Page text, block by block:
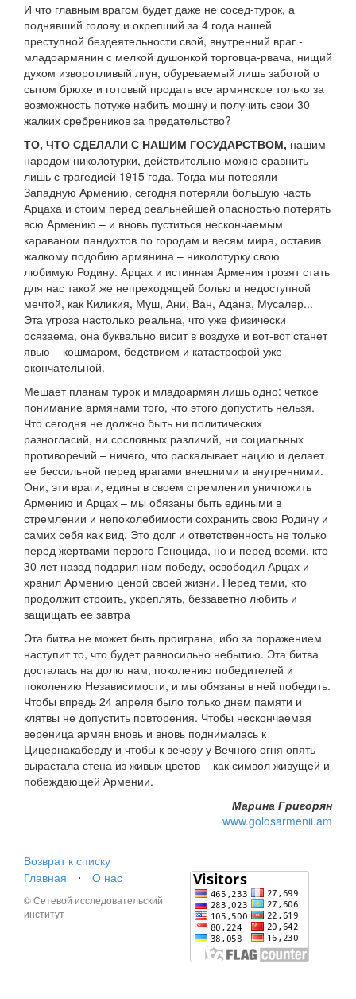
И что главным врагом будет даже не сосед-турок, а
поднявший голову и окрепший за 4 года нашей
преступной бездеятельности свой, внутренний враг -
младоармянин с мелкой душонкой торговца-рвача, нищий
духом изворотливый лгун, обуреваемый лишь заботой о
сытом брюхе и готовый продать все армянское только за
возможность потуже набить мошну и получить свои 30
жалких сребреников за предательство?
ТО, ЧТО СДЕЛАЛИ С НАШИМ ГОСУДАРСТВОМ, нашим
народом николотурки, действительно можно сравнить
лишь с трагедией 1915 года. Тогда мы потеряли
Западную Армению, сегодня потеряли большую часть
Арцаха и стоим перед реальнейшей опасностью потерять
всю Армению – и вновь пуститься нескончаемым
караваном пандухтов по городам и весям мира, оставив
жалкому подобию армянина – николотурку свою
любимую Родину. Арцах и истинная Армения грозят стать
для нас такой же непреходящей болью и недоступной
мечтой, как Киликия, Муш, Ани, Ван, Адана, Мусалер...
Эта угроза настолько реальна, что уже физически
осязаема, она буквально висит в воздухе и вот-вот станет
явью – кошмаром, бедствием и катастрофой уже
окончательной.
Мешает планам турок и младоармян лишь одно: четкое
понимание армянами того, что этого допустить нельзя.
Что сегодня не должно быть ни политических
разногласий, ни сословных различий, ни социальных
противоречий – ничего, что раскалывает нацию и делает
ее бессильной перед врагами внешними и внутренними.
Они, эти враги, едины в своем стремлении уничтожить
Армению и Арцах – мы обязаны быть едиными в
стремлении и непоколебимости сохранить свою Родину и
самих себя как вид. Это долг и ответственность не только
перед жертвами первого Геноцида, но и перед всеми, кто
30 лет назад подарил нам победу, освободил Арцах и
хранил Армению ценой своей жизни. Перед теми, кто
продолжит строить, укреплять, беззаветно любить и
защищать ее завтра
Эта битва не может быть проиграна, ибо за поражением
наступит то, что будет равносильно небытию. Эта битва
досталась на долю нам, поколению победителей и
поколению Независимости, и мы обязаны в ней победить.
Чтобы впредь 24 апреля было только днем памяти и
клятвы не допустить повторения. Чтобы нескончаемая
вереница армян вновь и вновь поднималась к
Цицернакаберду и чтобы к вечеру у Вечного огня опять
вырастала стена из живых цветов – как символ живущей и
побеждающей Армении.
Марина Григорян
www.golosarmenii.am
Возврат к списку
Главная
⋅ О нас
© Сетевой исследовательский
институт